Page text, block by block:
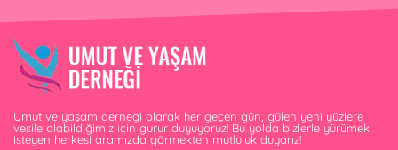
Umut ve yaşam derneği olarak her geçen gün, gülen yeni yüzlere
vesile olabildiğimiz için gurur duyuyoruz! Bu yolda bizlerle yürümek
isteyen herkesi aramızda görmekten mutluluk duyarız!